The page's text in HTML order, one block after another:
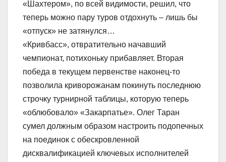
«Шахтером», по всей видимости, решил, что
теперь можно пару туров отдохнуть – лишь бы
«отпуск» не затянулся…
«Кривбасс», отвратительно начавший
чемпионат, потихоньку прибавляет. Вторая
победа в текущем первенстве наконец-то
позволила криворожанам покинуть последнюю
строчку турнирной таблицы, которую теперь
«облюбовало» «Закарпатье». Олег Таран
сумел должным образом настроить подопечных
на поединок с обескровленной
дисквалификацией ключевых исполнителей